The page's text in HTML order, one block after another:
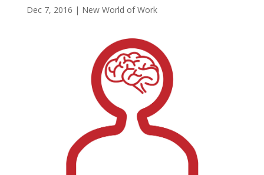
Dec 7, 2016 | New World of Work